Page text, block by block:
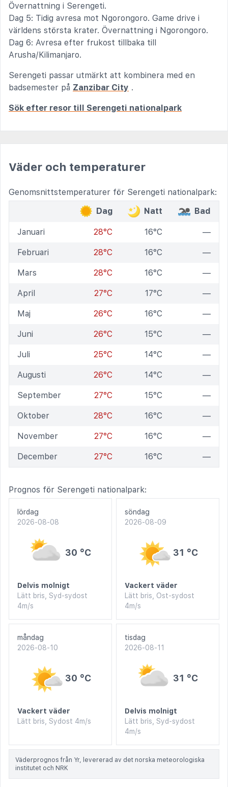
Övernattning i Serengeti.
Dag 5: Tidig avresa mot Ngorongoro. Game drive i
världens största krater. Övernattning i Ngorongoro.
Dag 6: Avresa efter frukost tillbaka till
Arusha/Kilimanjaro.
Serengeti passar utmärkt att kombinera med en
badsemester på Zanzibar City .
Sök efter resor till Serengeti nationalpark
Väder och temperaturer
Genomsnittstemperaturer för Serengeti nationalpark:
Dag
Natt Bad
Januari 28°C 16°C —
Februari 28°C 16°C —
Mars 28°C 16°C —
April 27°C 17°C —
Maj 26°C 16°C —
Juni 26°C 15°C —
Juli 25°C 14°C —
Augusti 26°C 14°C —
September 27°C 15°C —
Oktober 28°C 16°C —
November 27°C 16°C —
December 27°C 16°C —
Prognos för Serengeti nationalpark:
lördag
2026-08-08
30 °C
Delvis molnigt
Lätt bris, Syd-sydost
4m/s
söndag
2026-08-09
31 °C
Vackert väder
Lätt bris, Ost-sydost
4m/s
måndag
2026-08-10
30 °C
Vackert väder
Lätt bris, Sydost 4m/s
tisdag
2026-08-11
31 °C
Delvis molnigt
Lätt bris, Syd-sydost
4m/s
Väderprognos från Yr, levererad av det norska meteorologiska
institutet och NRK